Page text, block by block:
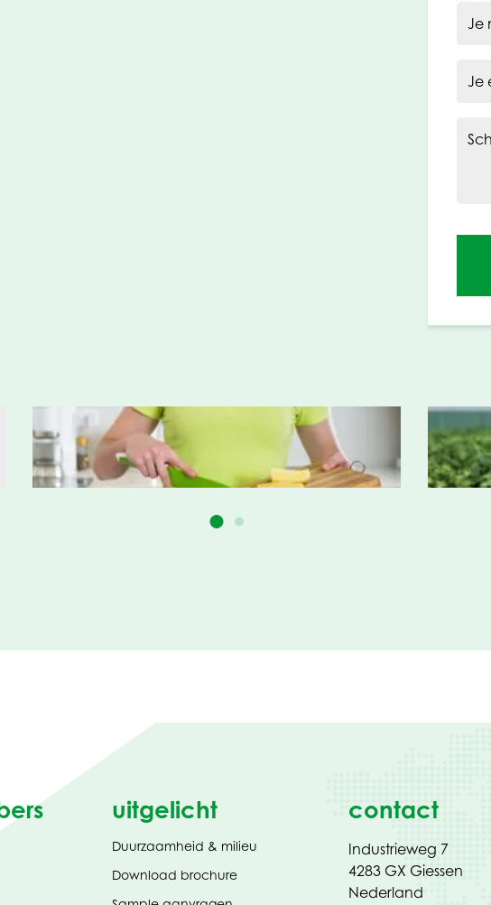
Je
Je
uitgelicht
Duurzaamheid & milieu
Download brochure(opent
contact
Industrieweg 7
4283 GX Giessen
Nederland